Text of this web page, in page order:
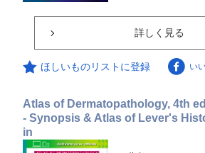
詳しく見る
ほしいものリストに登録 い
Atlas of Dermatopathology, 4th
- Synopsis & Atlas of Lever's
in